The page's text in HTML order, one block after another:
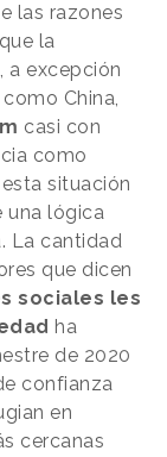
las razones
la
a excepción
China,
casi con
como
situación
una lógica
La cantidad
que dicen
sociales les
ha
de 2020
confianza
en
cercanas